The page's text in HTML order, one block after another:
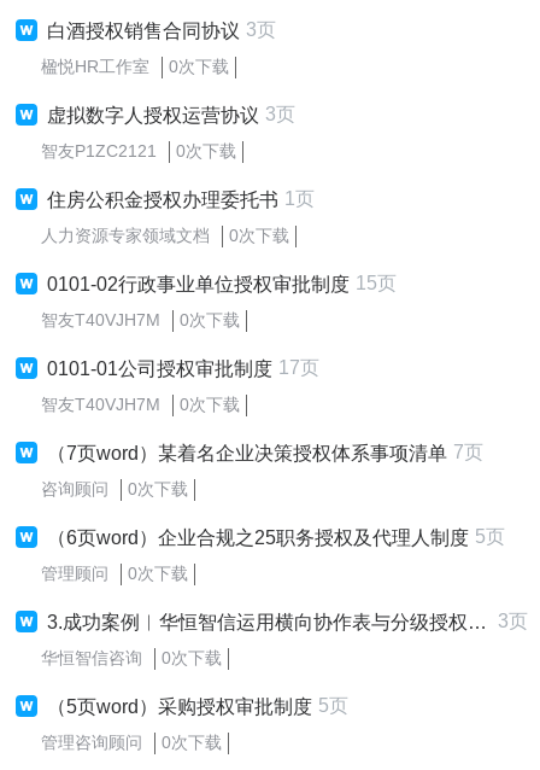
白酒授权销售合同协议 3页
楹悦HR工作室 0次下载
虚拟数字人授权运营协议 3页
智友P1ZC2121 0次下载
住房公积金授权办理委托书 1页
人力资源专家领域文档 0次下载
0101-02行政事业单位授权审批制度 15页
智友T40VJH7M 0次下载
0101-01公司授权审批制度 17页
智友T40VJH7M 0次下载
（7页word）某着名企业决策授权体系事项清单 7页
咨询顾问 0次下载
（6页word）企业合规之25职务授权及代理人制度 5页
管理顾问 0次下载
3.成功案例︱华恒智信运用横向协作表与分级授权机制破解民企流程僵化困局 3页
华恒智信咨询 0次下载
（5页word）采购授权审批制度 5页
管理咨询顾问 0次下载